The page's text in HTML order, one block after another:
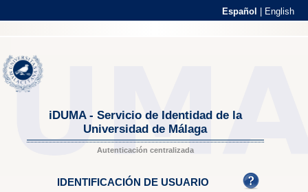
Español English
iDUMA - Servicio de Identidad de la
Universidad de Málaga
Autenticación centralizada
IDENTIFICACIÓN DE USUARIO